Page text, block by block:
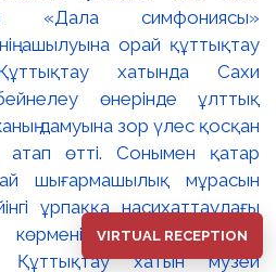
VIRTUAL RECEPTION